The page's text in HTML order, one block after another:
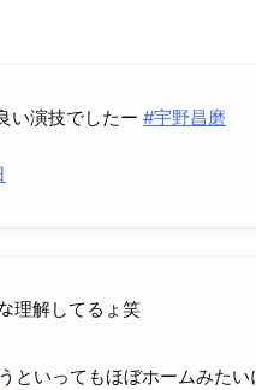
い演技でしたー #宇野昌磨
理解してるょ笑
といってもほぼホームみたい